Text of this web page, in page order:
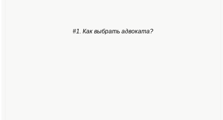
#1. Как выбрать адвоката?